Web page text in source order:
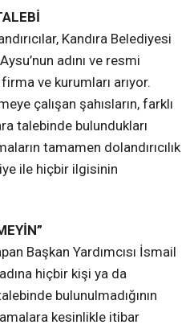
Kandıra Belediyesi
adını ve resmi
ve kurumları arıyor.
çalışan şahısların, farklı
talebinde bulundukları
tamamen dolandırıcılık
ile hiçbir ilgisinin
Başkan Yardımcısı İsmail
hiçbir kişi ya da
bulunulmadığının
kesinlikle itibar